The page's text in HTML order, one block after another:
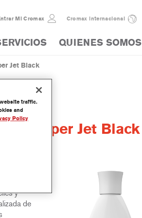
Mi Cromax Cromax internacional
QUIENES SOMOS
Jet Black
Super Jet Black
y
de
traffic.
and
Policy